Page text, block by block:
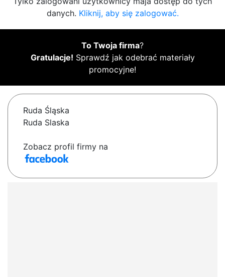
danych. Kliknij, aby się zalogować.
To Twoja firma?
Gratulacje! Sprawdź jak odebrać materiały
promocyjne!
Ruda Śląska
Ruda Slaska
Zobacz profil firmy na